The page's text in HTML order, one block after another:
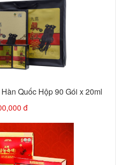
Quốc Hộp 90 Gói x 20ml
đ